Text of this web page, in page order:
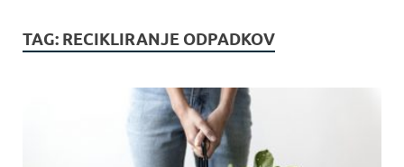
TAG: RECIKLIRANJE ODPADKOV